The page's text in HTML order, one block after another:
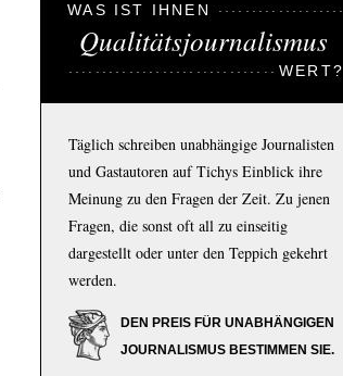
WAS IST IHNEN
Qualitätsjournalismus
WERT?
Täglich schreiben unabhängige Journalisten
und Gastautoren auf Tichys Einblick ihre
Meinung zu den Fragen der Zeit. Zu jenen
Fragen, die sonst oft all zu einseitig
dargestellt oder unter den Teppich gekehrt
werden.
DEN PREIS FÜR UNABHÄNGIGEN
JOURNALISMUS BESTIMMEN SIE.